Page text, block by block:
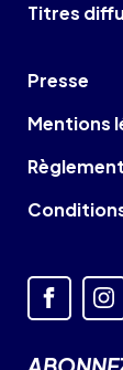
Titres
Presse
Mentions
Règlement